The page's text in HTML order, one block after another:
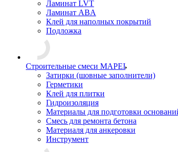
Ламинат LVT
Ламинат ABA
Клей для наполных покрытий
Подложка
Строительные смеси MAPEI
Затирки (шовные заполнители)
Герметики
Клей для плитки
Гидроизоляция
Материалы для подготовки оснований
Смесь для ремонта бетона
Материаля для анкеровки
Инструмент